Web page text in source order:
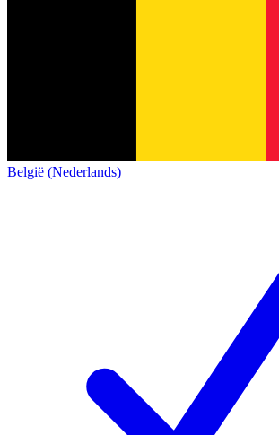
België (Nederlands)